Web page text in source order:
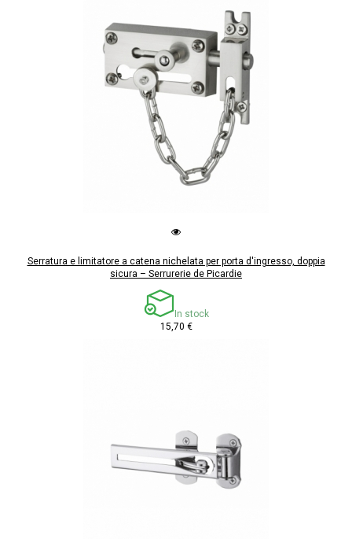
Serratura e limitatore a catena nichelata per porta d'ingresso, doppia
sicura – Serrurerie de Picardie
In stock
15,70 €